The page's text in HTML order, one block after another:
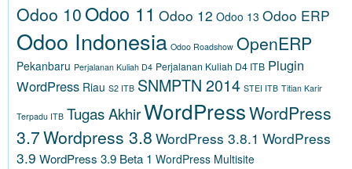
Odoo 10 Odoo 11 Odoo 12 Odoo 13 Odoo ERP
Odoo Indonesia Odoo Roadshow OpenERP
Pekanbaru Perjalanan Kuliah D4 Perjalanan Kuliah D4 ITB Plugin
WordPress Riau S2 ITB SNMPTN 2014 STEI ITB Titian Karir
Terpadu ITB Tugas AkhirWordPressWordPress
3.7Wordpress 3.8 WordPress 3.8.1 WordPress
3.9 WordPress 3.9 Beta 1 WordPress Multisite